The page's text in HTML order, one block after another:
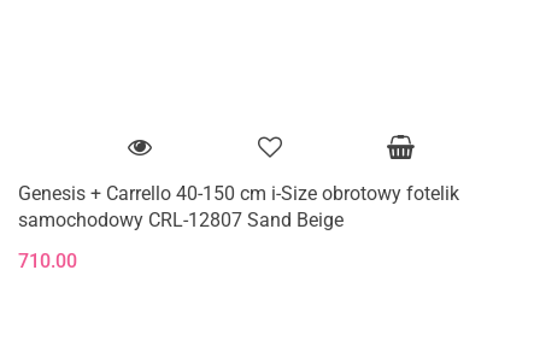
Genesis + Carrello 40-150 cm i-Size obrotowy fotelik
samochodowy CRL-12807 Sand Beige
710.00